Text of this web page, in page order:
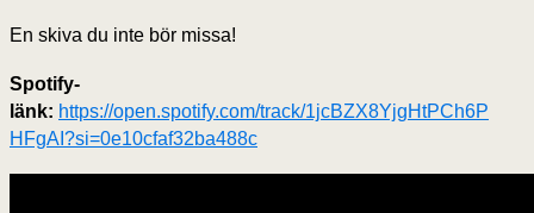
En skiva du inte bör missa!
Spotify-
länk: https://open.spotify.com/track/1jcBZX8YjgHtPCh6P
HFgAI?si=0e10cfaf32ba488c